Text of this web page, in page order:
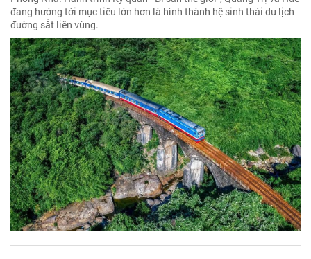
đang hướng tới mục tiêu lớn hơn là hình thành hệ sinh thái du lịch
đường sắt liên vùng.